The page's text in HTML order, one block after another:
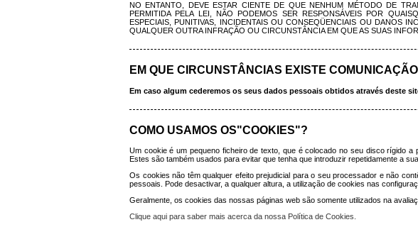
NO ENTANTO, DEVE ESTAR CIENTE DE QUE NENHUM MÉTODO DE
PERMITIDA PELA LEI, NÃO PODEMOS SER RESPONSÁVEIS POR
ESPECIAIS, PUNITIVAS, INCIDENTAIS OU CONSEQÜENCIAIS OU DANOS
QUALQUER OUTRA INFRAÇÃO OU CIRCUNSTÂNCIA EM QUE AS SUAS
EM QUE CIRCUNSTÂNCIAS EXISTE
Em caso algum cederemos os seus dados pessoais obtidos através deste
COMO USAMOS OS"COOKIES"?
Um cookie é um pequeno ficheiro de texto, que é colocado no seu disco rígido
Estes são também usados para evitar que tenha que introduzir repetidamente a
Os cookies não têm qualquer efeito prejudicial para o seu processador e não
pessoais. Pode desactivar, a qualquer altura, a utilização de cookies nas
Geralmente, os cookies das nossas páginas web são somente utilizados na
Clique aqui para saber mais acerca da nossa Política de Cookies.